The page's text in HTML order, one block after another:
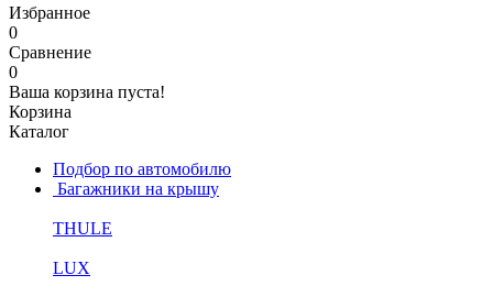
Избранное
0
Сравнение
0
Ваша корзина пуста!
Корзина
Каталог
Подбор по автомобилю
Багажники на крышу
THULE
LUX